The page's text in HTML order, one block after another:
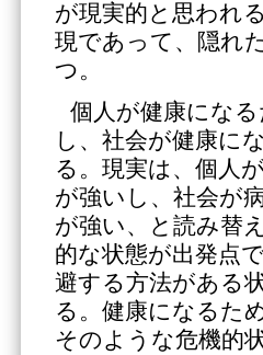
が現実的と思われ
現であって、隠れ
つ。
個人が健康にな
し、社会が健康に
る。現実は、個人
が強いし、社会が
が強い、と読み替
的な状態が出発点
避する方法がある
る。健康になるた
そのような危機的